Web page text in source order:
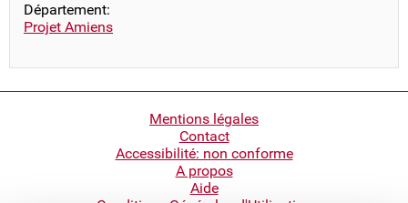
Département:
Projet Amiens
Mentions légales
Contact
Accessibilité: non conforme
A propos
Aide